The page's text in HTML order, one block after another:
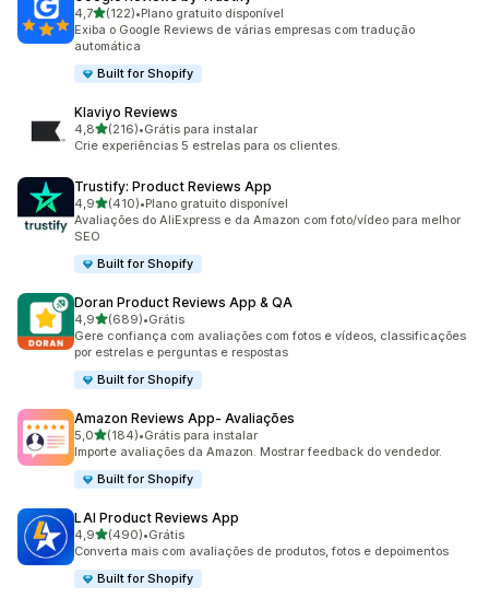
4,7de 5 estrelas
(122)
122 avaliações ao todo
•Plano gratuito disponível
Exiba o Google Reviews de várias empresas com tradução
automática
Built for Shopify
Klaviyo Reviews
4,8de 5 estrelas
(216)
216 avaliações ao todo
•Grátis para instalar
Crie experiências 5 estrelas para os clientes.
Trustify: Product Reviews App
4,9de 5 estrelas
(410)
410 avaliações ao todo
•Plano gratuito disponível
Avaliações do AliExpress e da Amazon com foto/vídeo para melhor
SEO
Built for Shopify
Doran Product Reviews App & QA
4,9de 5 estrelas
(689)
689 avaliações ao todo
•Grátis
Gere confiança com avaliações com fotos e vídeos, classificações
por estrelas e perguntas e respostas
Built for Shopify
Amazon Reviews App‑ Avaliações
5,0de 5 estrelas
(184)
184 avaliações ao todo
•Grátis para instalar
Importe avaliações da Amazon. Mostrar feedback do vendedor.
Built for Shopify
LAI Product Reviews App
4,9de 5 estrelas
(490)
490 avaliações ao todo
•Grátis
Converta mais com avaliações de produtos, fotos e depoimentos
Built for Shopify